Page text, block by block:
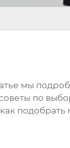
мы
по